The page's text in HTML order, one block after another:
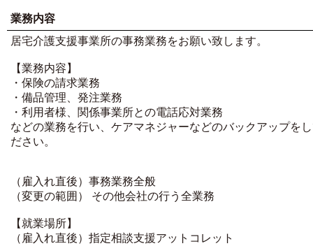
業務内容
居宅介護支援事業所の事務業務をお願い致します。
【業務内容】
・保険の請求業務
・備品管理、発注業務
・利用者様、関係事業所との電話応対業務
などの業務を行い、ケアマネジャーなどのバックアップを
ださい。
（雇入れ直後）事務業務全般
（変更の範囲） その他会社の行う全業務
【就業場所】
（雇入れ直後）指定相談支援アットコレット